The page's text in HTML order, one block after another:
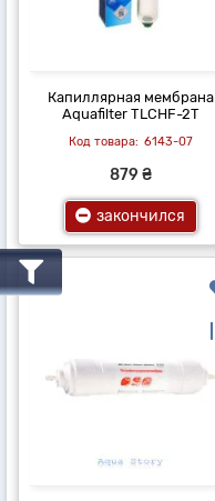
Капиллярная мембрана
Aquafilter TLCHF-2T
6143-07
879 ₴
закончился